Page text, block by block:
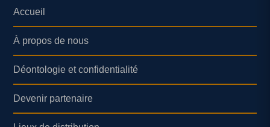
Accueil
À propos de nous
Déontologie et confidentialité
Devenir partenaire